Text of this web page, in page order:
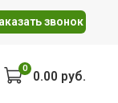
звонок
0 0.00 руб.